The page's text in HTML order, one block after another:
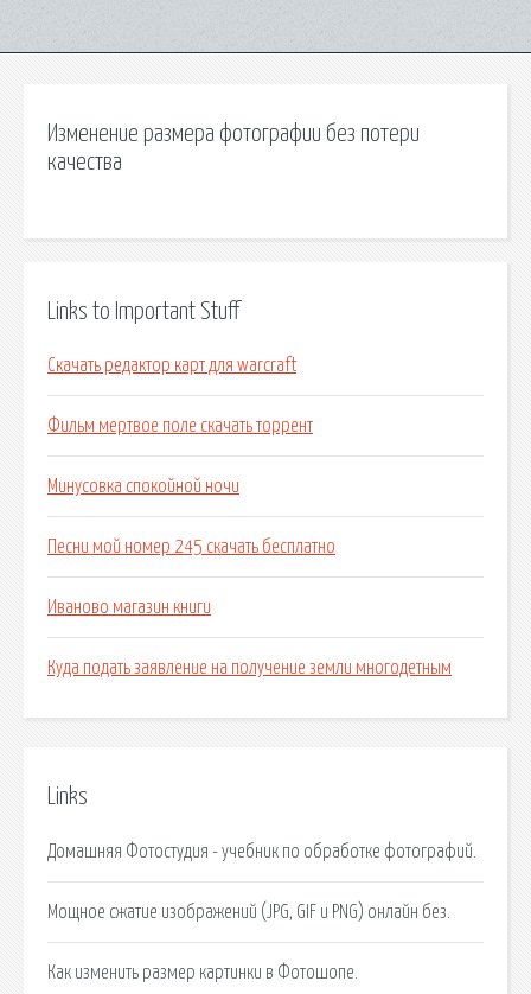
Изменение размера фотографии без потери
качества
Links to Important Stuff
Скачать редактор карт для warcraft
Фильм мертвое поле скачать торрент
Минусовка спокойной ночи
Песни мой номер 245 скачать бесплатно
Иваново магазин книги
Куда подать заявление на получение земли многодетным
Links
Домашняя Фотостудия - учебник по обработке фотографий.
Мощное сжатие изображений (JPG, GIF и PNG) онлайн без.
Как изменить размер картинки в Фотошопе.